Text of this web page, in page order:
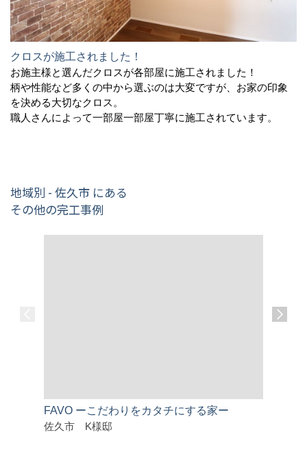
クロスが施工されました！
お施主様と選んだクロスが各部屋に施工されました！
柄や性能など多くの中から選ぶのは大変ですが、お家の印象
を決める大切なクロス。
職人さんによって一部屋一部屋丁寧に施工されています。
地域別 - 佐久市 にある
その他の完工事例
FAVO ーこだわりをカタチにする家ー
佐久市 K様邸